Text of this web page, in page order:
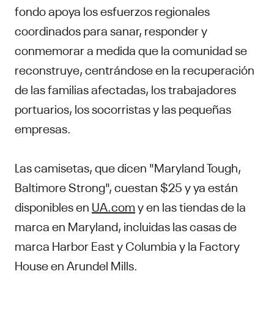
fondo apoya los esfuerzos regionales
coordinados para sanar, responder y
conmemorar a medida que la comunidad se
reconstruye, centrándose en la recuperación
de las familias afectadas, los trabajadores
portuarios, los socorristas y las pequeñas
empresas.
Las camisetas, que dicen "Maryland Tough,
Baltimore Strong", cuestan $25 y ya están
disponibles en UA.comy en las tiendas de la
marca en Maryland, incluidas las casas de
marca Harbor East y Columbia y la Factory
House en Arundel Mills.